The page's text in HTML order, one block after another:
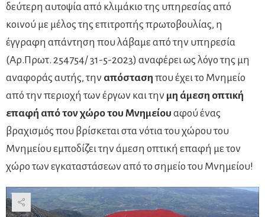
δεύτερη αυτοψία από κλιμάκιο της υπηρεσίας από
κοινού με μέλος της επιτροπής πρωτοβουλίας, η
έγγραφη απάντηση που λάβαμε από την υπηρεσία
(Αρ.Πρωτ. 254754/ 31-5-2023) αναφέρει ως λόγο της μη
αναφοράς αυτής, την απόσταση που έχει το Μνημείο
από την περιοχή των έργων και την μη άμεση οπτική
επαφή από τον χώρο του Μνημείου αφού ένας
βραχισμός που βρίσκεται στα νότια του χώρου του
Μνημείου εμποδίζει την άμεση οπτική επαφή με τον
χώρο των εγκαταστάσεων από το σημείο του Μνημείου!